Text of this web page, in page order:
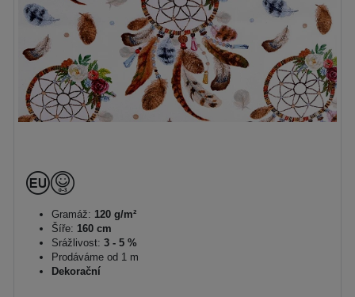
Gramáž: 120 g/m²
Šíře: 160 cm
Srážlivost: 3 - 5 %
Prodáváme od 1 m
Dekorační